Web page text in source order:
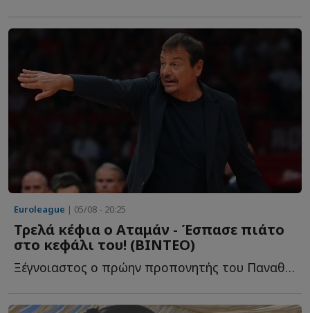
Euroleague | 05/08 - 20:25
Τρελά κέφια ο Αταμάν - Έσπασε πιάτο
στο κεφάλι του! (ΒΙΝΤΕΟ)
Ξέγνοιαστος ο πρώην προπονητής του Παναθηναϊκού σ...